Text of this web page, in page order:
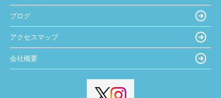
ブログ
アクセスマップ
会社概要